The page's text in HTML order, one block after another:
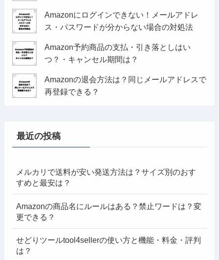
Amazonにログインできない！メールアドレ
ス・パスワードが分からない場合の対処法
Amazon予約商品の支払・引き落としはい
つ？・キャンセル期間は？
Amazonの退会方法は？同じメールアドレスで
再登録できる？
最近の投稿
メルカリで送料が安い発送方法は？サイズ別のおす
すめと最安は？
Amazonの商品名にルールはある？禁止ワードは？変
更できる？
せどりツールtool4sellerの使い方と機能・料金・評判
は？